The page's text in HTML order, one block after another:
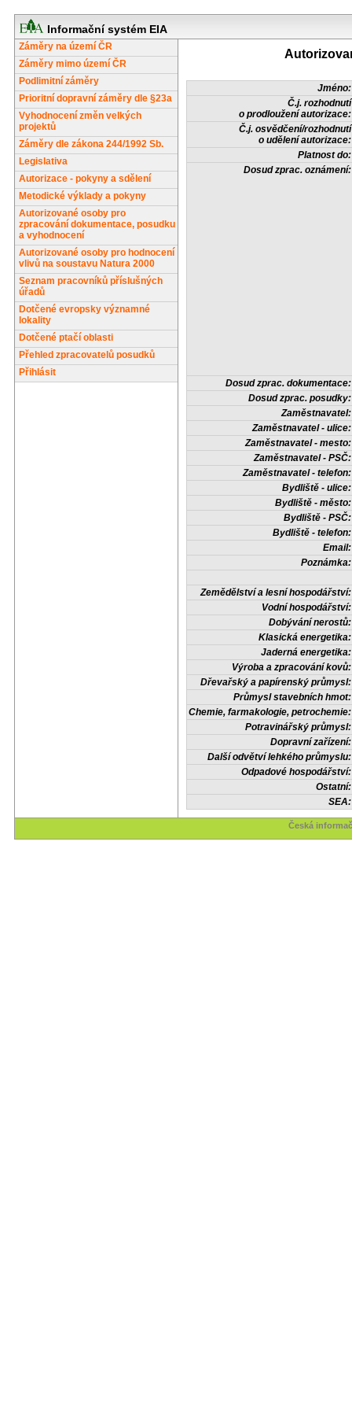
Informační systém EIA
Záměry na území ČR
Záměry mimo území ČR
Podlimitní záměry
Prioritní dopravní záměry dle §23a
Vyhodnocení změn velkých
projektů
Záměry dle zákona 244/1992 Sb.
Legislativa
Autorizace - pokyny a sdělení
Metodické výklady a pokyny
Autorizované osoby pro
zpracování dokumentace, posudku
a vyhodnocení
Autorizované osoby pro hodnocení
vlivů na soustavu Natura 2000
Seznam pracovníků příslušných
úřadů
Dotčené evropsky významné
lokality
Dotčené ptačí oblasti
Přehled zpracovatelů posudků
Přihlásit
Jméno:
Č.j. rozhodnutí
o prodloužení autorizace:
Č.j. osvědčení/rozhodnutí
o udělení autorizace:
Platnost do:
Dosud zprac. oznámení:
Dosud zprac. dokumentace:
Dosud zprac. posudky:
Zaměstnavatel:
Zaměstnavatel - ulice:
Zaměstnavatel - mesto:
Zaměstnavatel - PSČ:
Zaměstnavatel - telefon:
Bydliště - ulice:
Bydliště - město:
Bydliště - PSČ:
Bydliště - telefon:
Email:
Poznámka:
Zemědělství a lesní hospodářství:
Vodní hospodářství:
Dobývání nerostů:
Klasická energetika:
Jaderná energetika:
Výroba a zpracování kovů:
Dřevařský a papírenský průmysl:
Průmysl stavebních hmot:
Chemie, farmakologie, petrochemie:
Potravinářský průmysl:
Dopravní zařízení:
Další odvětví lehkého průmyslu:
Odpadové hospodářství:
Ostatní:
SEA:
Česká